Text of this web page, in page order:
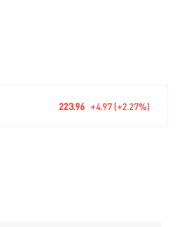
223.96 +4.97 (+2.27%)